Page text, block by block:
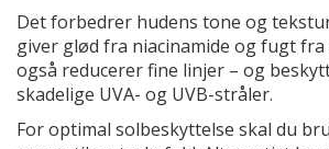
Det forbedrer hudens tone og
giver glød fra niacinamide og fugt
også reducerer fine linjer – og
skadelige UVA- og UVB-stråler.
For optimal solbeskyttelse skal du